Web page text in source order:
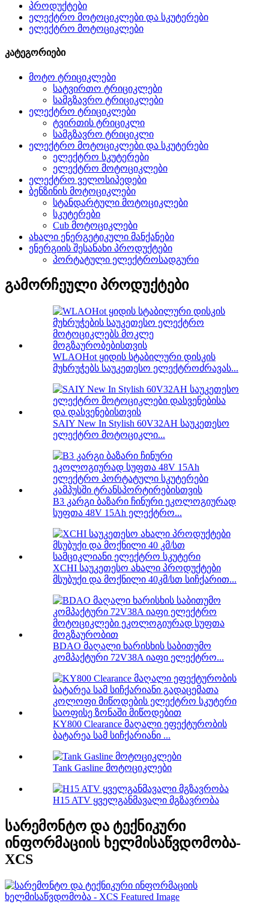
პროდუქტები
ელექტრო მოტოციკლები და სკუტერები
ელექტრო მოტოციკლები
კატეგორიები
მოტო ტრიციკლები
სატვირთო ტრიციკლები
სამგზავრო ტრიციკლები
ელექტრო ტრიციკლები
ტვირთის ტრიციკლი
სამგზავრო ტრიციკლი
ელექტრო მოტოციკლები და სკუტერები
ელექტრო სკუტერები
ელექტრო მოტოციკლები
ელექტრო ველოსიპედები
ბენზინის მოტოციკლები
სტანდარტული მოტოციკლები
სკუტერები
Cub მოტოციკლები
ახალი ენერგეტიკული მანქანები
ენერგიის შესანახი პროდუქტები
პორტატული ელექტროსადგური
გამორჩეული პროდუქტები
WLAOHot ყიდის სტაბილური დისკის
მუხრუჭებს საუკეთესო ელექტროძრავას...
SAIY New In Stylish 60V32AH საუკეთესო
ელექტრო მოტოციკლი...
B3 კარგი ბაზარი ჩინური ეკოლოგიურად
სუფთა 48V 15Ah ელექტრო...
XCHI საუკეთესო ახალი პროდუქტები
მსუბუქი და მოქნილი 40კმ/სთ სიჩქარით...
BDAO მაღალი ხარისხის საბითუმო
კომპაქტური 72V38A იაფი ელექტრო...
KY800 Clearance მაღალი ეფექტურობის
ბატარეა სამ სიჩქარიანი ...
Tank Gasline მოტოციკლები
H15 ATV ყველგანმავალი მგზავრობა
სარემონტო და ტექნიკური
ინფორმაციის ხელმისაწვდომობა-
XCS